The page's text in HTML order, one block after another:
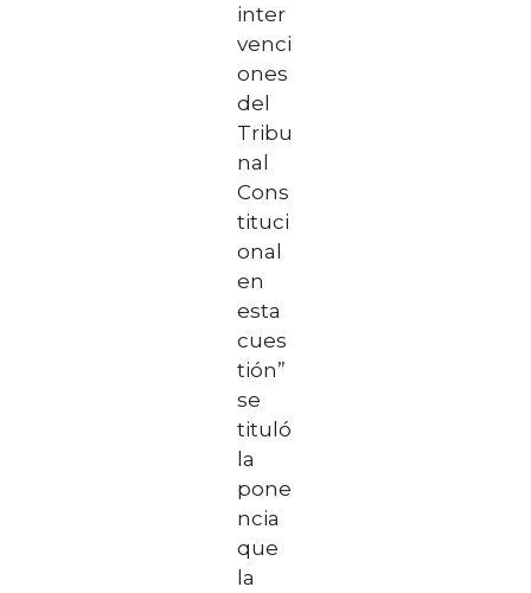
inter
venci
ones
del
Tribu
nal
Cons
tituci
onal
en
esta
cues
tión”
se
tituló
la
pone
ncia
que
la